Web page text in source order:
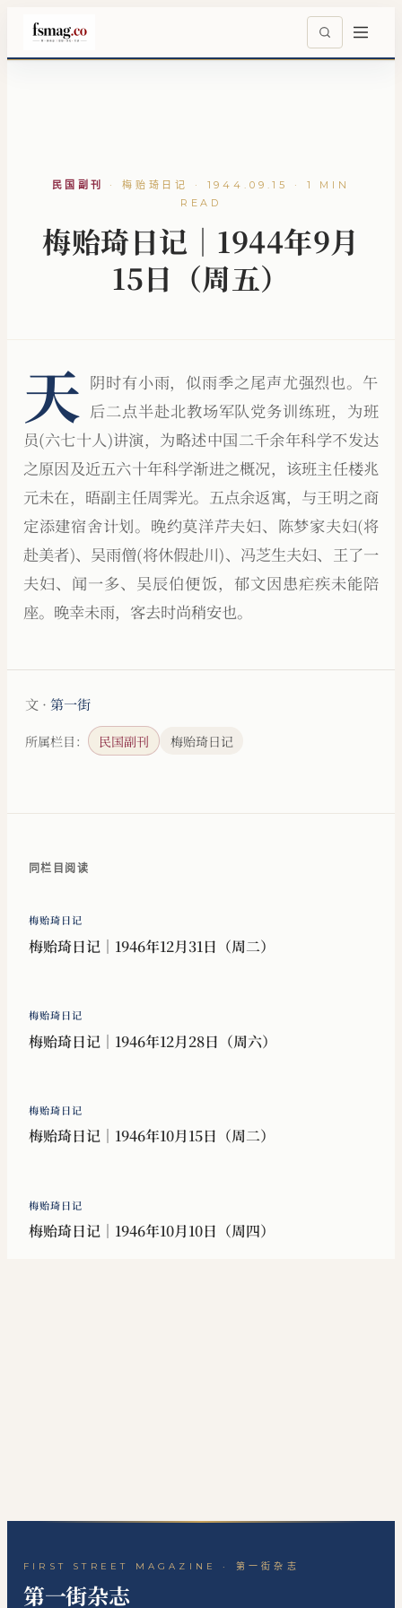
民国副刊 · 梅贻琦日记 · 1944.09.15 · 1 MIN
READ
梅贻琦日记｜1944年9月
15日（周五）
天 阴时有小雨，似雨季之尾声尤强烈也。午
后二点半赴北教场军队党务训练班，为班
员(六七十人)讲演，为略述中国二千余年科学不发达
之原因及近五六十年科学渐进之概况，该班主任楼兆
元未在，晤副主任周霁光。五点余返寓，与王明之商
定添建宿舍计划。晚约莫洋芹夫妇、陈梦家夫妇(将
赴美者)、吴雨僧(将休假赴川)、冯芝生夫妇、王了一
夫妇、闻一多、吴辰伯便饭，郁文因患疟疾未能陪
座。晚幸未雨，客去时尚稍安也。
文 · 第一街
所属栏目： 民国副刊 梅贻琦日记
同栏目阅读
梅贻琦日记
梅贻琦日记｜1946年12月31日（周二）
梅贻琦日记
梅贻琦日记｜1946年12月28日（周六）
梅贻琦日记
梅贻琦日记｜1946年10月15日（周二）
梅贻琦日记
梅贻琦日记｜1946年10月10日（周四）
FIRST STREET MAGAZINE · 第一街杂志
第一街杂志